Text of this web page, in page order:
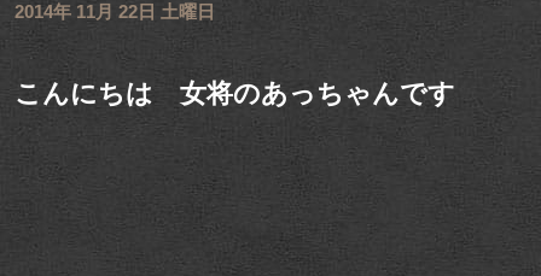
2014年 11月 22日 土曜日
こんにちは 女将のあっちゃんです